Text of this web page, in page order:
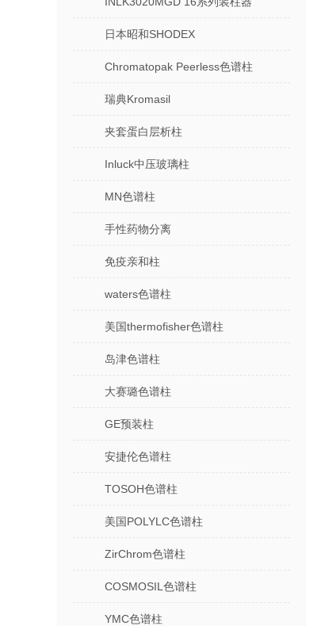
日本昭和SHODEX
Chromatopak Peerless色谱柱
瑞典Kromasil
夹套蛋白层析柱
Inluck中压玻璃柱
MN色谱柱
手性药物分离
免疫亲和柱
waters色谱柱
美国thermofisher色谱柱
岛津色谱柱
大赛璐色谱柱
GE预装柱
安捷伦色谱柱
TOSOH色谱柱
美国POLYLC色谱柱
ZirChrom色谱柱
COSMOSIL色谱柱
YMC色谱柱